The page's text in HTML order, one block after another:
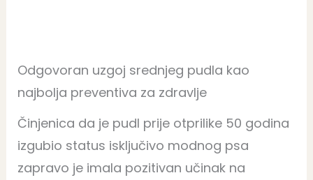
Odgovoran uzgoj srednjeg pudla kao
najbolja preventiva za zdravlje
Činjenica da je pudl prije otprilike 50 godina
izgubio status isključivo modnog psa
zapravo je imala pozitivan učinak na